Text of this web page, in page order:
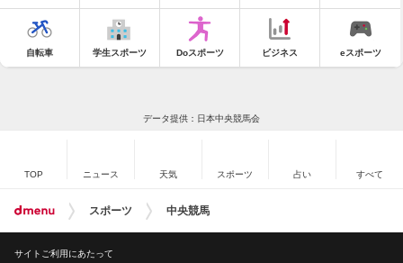
自転車 学生スポーツ Doスポーツ ビジネス eスポーツ
データ提供：日本中央競馬会
TOP ニュース 天気 スポーツ 占い すべて
スポーツ 中央競馬
サイトご利用にあたって